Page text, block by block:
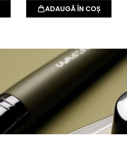
ADAUGĂ ÎN COȘ